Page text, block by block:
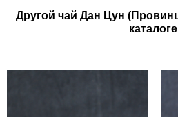
Другой чай Дан Цун